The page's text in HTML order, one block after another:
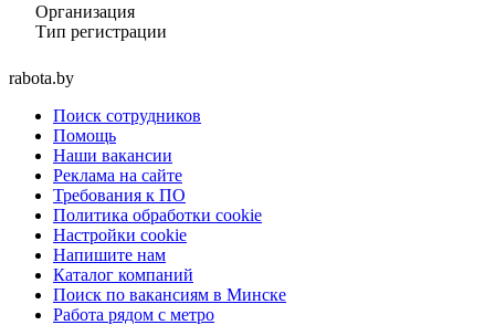
Организация
Тип регистрации
rabota.by
Поиск сотрудников
Помощь
Наши вакансии
Реклама на сайте
Требования к ПО
Политика обработки cookie
Настройки cookie
Напишите нам
Каталог компаний
Поиск по вакансиям в Минске
Работа рядом с метро